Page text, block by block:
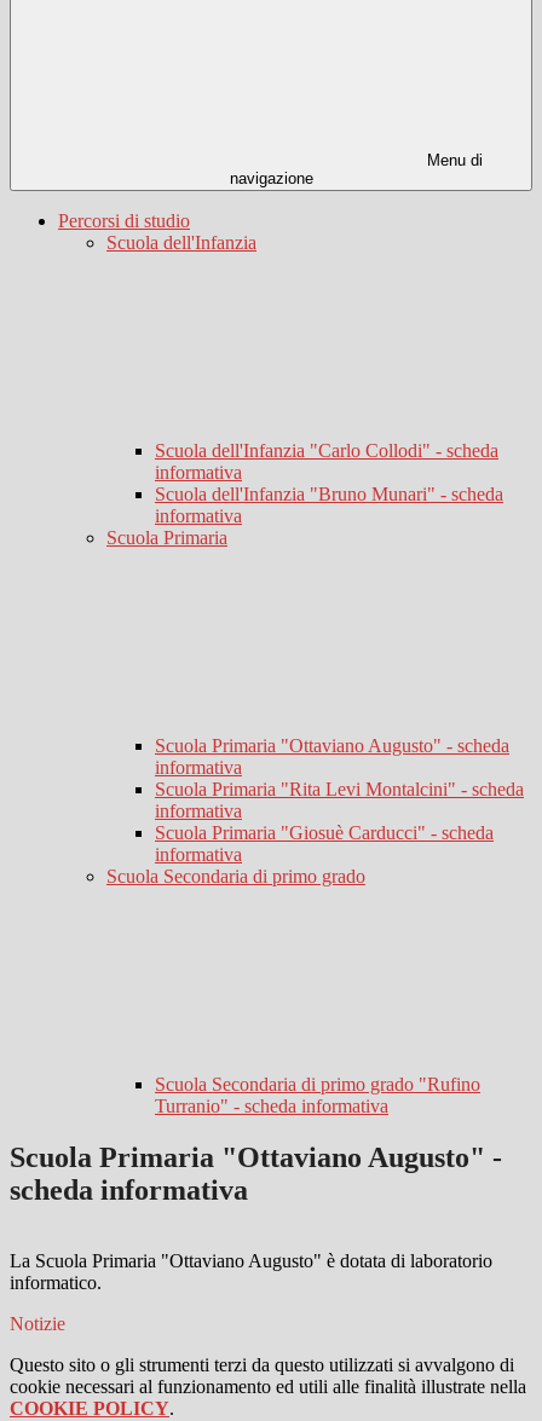
Menu di
navigazione
Percorsi di studio
Scuola dell'Infanzia
Scuola dell'Infanzia "Carlo Collodi" - scheda
informativa
Scuola dell'Infanzia "Bruno Munari" - scheda
informativa
Scuola Primaria
Scuola Primaria "Ottaviano Augusto" - scheda
informativa
Scuola Primaria "Rita Levi Montalcini" - scheda
informativa
Scuola Primaria "Giosuè Carducci" - scheda
informativa
Scuola Secondaria di primo grado
Scuola Secondaria di primo grado "Rufino
Turranio" - scheda informativa
Scuola Primaria "Ottaviano Augusto" -
scheda informativa
La Scuola Primaria "Ottaviano Augusto" è dotata di laboratorio
informatico.
Notizie
Questo sito o gli strumenti terzi da questo utilizzati si avvalgono di
cookie necessari al funzionamento ed utili alle finalità illustrate nella
COOKIE POLICY.